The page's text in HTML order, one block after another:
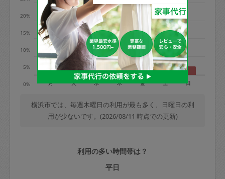
水曜日9時〜金曜日9時まで＝依頼料金の
50%
金曜日9時～土曜日8時まで＝依頼金額の
100%
土曜日8時〜実施時間＝依頼金額の100%
＋交通費全額
依頼者不在による当日キャンセル＝依頼
金額の100%＋交通費全額
定期契約をキャンセルする場合、毎週定
期は月2回まで隔週定期は月1回までキャ
0%
5%
10%
15%
20%
月 火 水 木 金 土 日
横浜市では、毎週木曜日の利用が最も多く、日曜日の利
用が少ないです。(2026/08/11 時点での更新)
利用の多い時間帯は？
平日